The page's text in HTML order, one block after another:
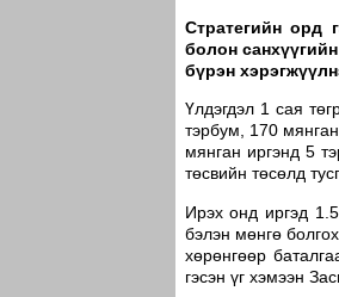
Стратегийн орд
болон
бүрэн
Үлдэгдэл 1 сая
тэрбум, 170
мянган иргэнд 5
төсвийн төсөлд
Ирэх онд иргэд
бэлэн мөнгө
хөрөнгөөр
гэсэн үг хэмээн